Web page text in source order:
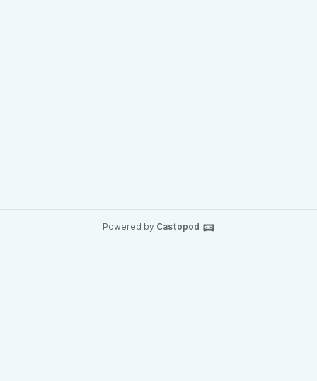
Powered by Castopod